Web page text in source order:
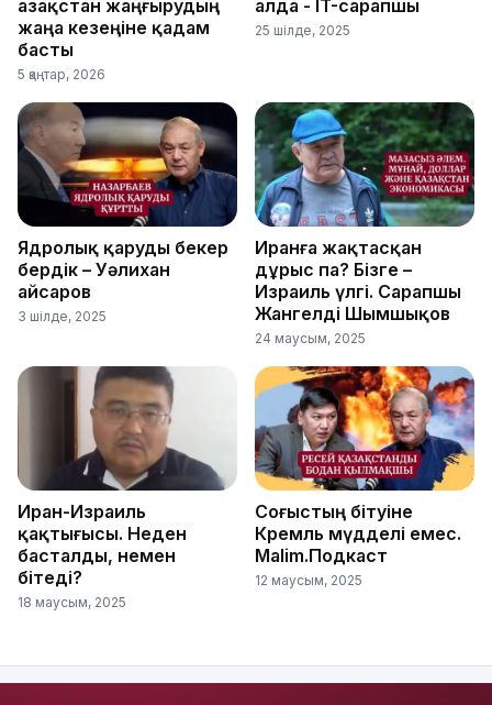
Қазақстан жаңғырудың
жаңа кезеңіне қадам
басты
5 қаңтар, 2026
алда - IT-сарапшы
25 шілде, 2025
Ядролық қаруды бекер
бердік – Уәлихан
Қайсаров
3 шілде, 2025
Иранға жақтасқан
дұрыс па? Бізге –
Израиль үлгі. Сарапшы
Жангелді Шымшықов
24 маусым, 2025
Иран-Израиль
қақтығысы. Неден
басталды, немен
бітеді?
18 маусым, 2025
Соғыстың бітуіне
Кремль мүдделі емес.
Malim.Подкаст
12 маусым, 2025